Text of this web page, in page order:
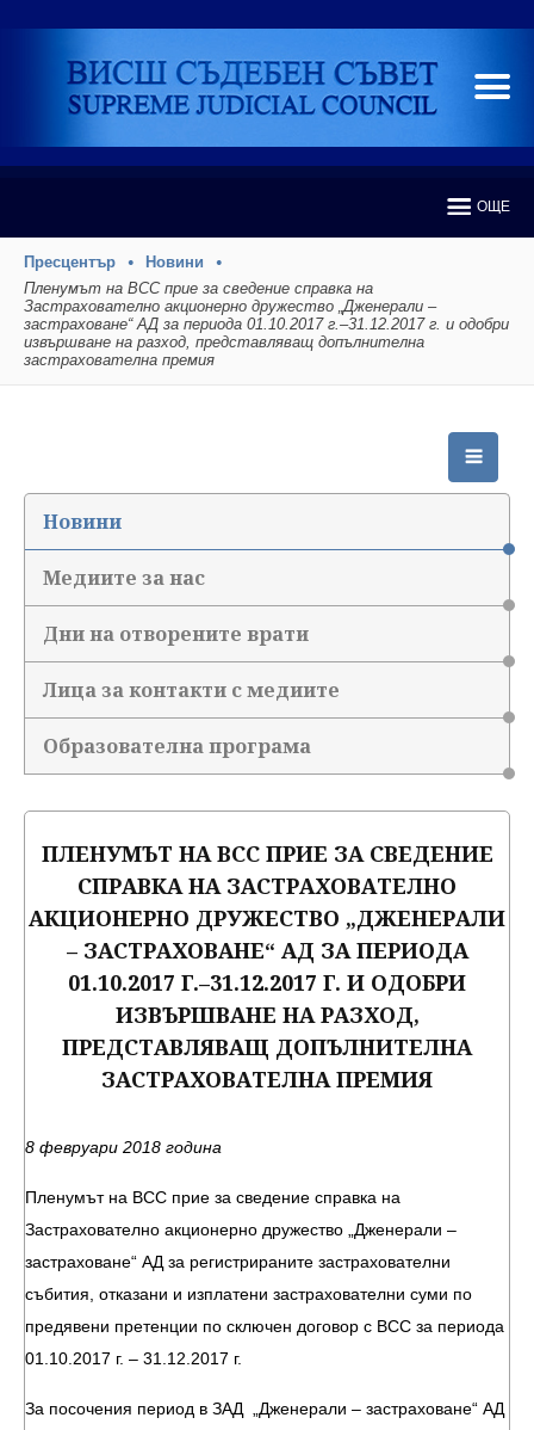
ОЩЕ
Пресцентър
Новини
Пленумът на ВСС прие за сведение справка на
Застрахователно акционерно дружество „Дженерали –
застраховане“ АД за периода 01.10.2017 г.–31.12.2017 г. и одобри
извършване на разход, представляващ допълнителна
застрахователна премия
Новини
Медиите за нас
Дни на отворените врати
Лица за контакти с медиите
Образователна програма
ПЛЕНУМЪТ НА ВСС ПРИЕ ЗА СВЕДЕНИЕ
СПРАВКА НА ЗАСТРАХОВАТЕЛНО
АКЦИОНЕРНО ДРУЖЕСТВО „ДЖЕНЕРАЛИ
– ЗАСТРАХОВАНЕ“ АД ЗА ПЕРИОДА
01.10.2017 Г.–31.12.2017 Г. И ОДОБРИ
ИЗВЪРШВАНЕ НА РАЗХОД,
ПРЕДСТАВЛЯВАЩ ДОПЪЛНИТЕЛНА
ЗАСТРАХОВАТЕЛНА ПРЕМИЯ
8 февруари 2018 година
Пленумът на ВСС прие за сведение справка на
Застрахователно акционерно дружество „Дженерали –
застраховане“ АД за регистрираните застрахователни
събития, отказани и изплатени застрахователни суми по
предявени претенции по сключен договор с ВСС за периода
01.10.2017 г. – 31.12.2017 г.
За посочения период в ЗАД „Дженерали – застраховане“ АД